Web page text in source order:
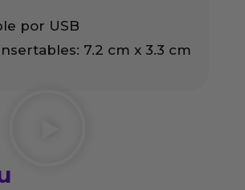
por USB
7.2 cm x 3.3 cm